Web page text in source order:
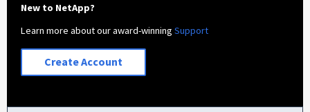
New to NetApp?
Learn more about our award-winningSupport
Create Account